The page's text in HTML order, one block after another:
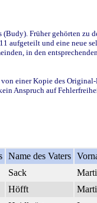
Früher gehörten zu
aufgeteilt und eine neue
in den
einer Kopie des
Anspruch auf
Name des Vaters
Sack
Höfft